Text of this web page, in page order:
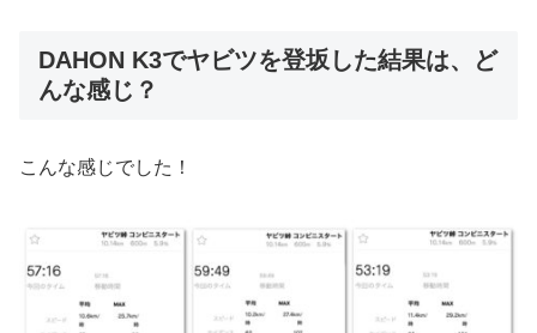
DAHON K3でヤビツを登坂した結果は、ど
んな感じ？
こんな感じでした！